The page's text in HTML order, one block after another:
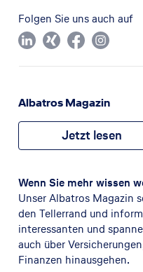
Folgen Sie uns auch auf
Albatros Magazin
Jetzt lesen
Wenn Sie mehr wissen
Unser Albatros Magazin
den Tellerrand und
interessanten und
auch über
Finanzen hinausgehen.